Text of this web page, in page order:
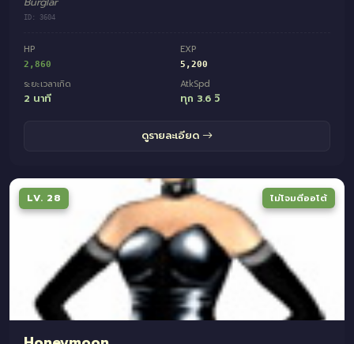
ID: 3604
HP
2,860
EXP
5,200
ระยะเวลาเกิด
2 นาที
AtkSpd
ทุก 3.6 วิ
ดูรายละเอียด
LV. 28 ไม่โจมตีออโต้